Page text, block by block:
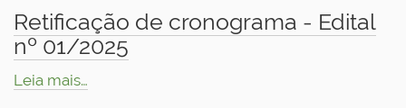
Retificação de cronograma - Edital
nº 01/2025
Leia mais…